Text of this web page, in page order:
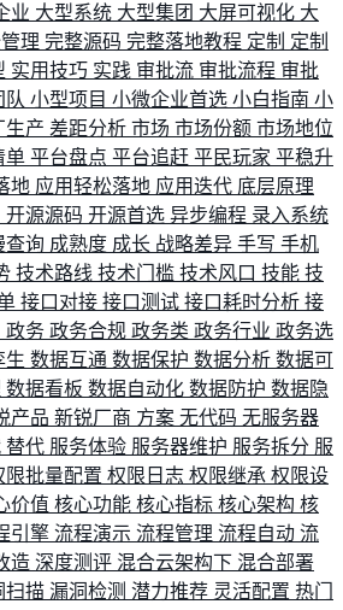
业 大型系统 大型集团 大屏可视化 大
理 完整源码 完整落地教程 定制 定制
实用技巧 实践 审批流 审批流程 审批
队 小型项目 小微企业首选 小白指南 小
生产 差距分析 市场 市场份额 市场地位
单 平台盘点 平台追赶 平民玩家 平稳升
地 应用轻松落地 应用迭代 底层原理
开源源码 开源首选 异步编程 录入系统
查询 成熟度 成长 战略差异 手写 手机
技术路线 技术门槛 技术风口 技能 技
接口对接 接口测试 接口耗时分析 接
政务 政务合规 政务类 政务行业 政务选
生 数据互通 数据保护 数据分析 数据可
数据看板 数据自动化 数据防护 数据隐
产品 新锐厂商 方案 无代码 无服务器
替代 服务体验 服务器维护 服务拆分 服
限批量配置 权限日志 权限继承 权限设
价值 核心功能 核心指标 核心架构 核
引擎 流程演示 流程管理 流程自动 流
造 深度测评 混合云架构下 混合部署
扫描 漏洞检测 潜力推荐 灵活配置 热门